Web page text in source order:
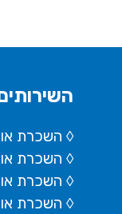
◊ השכרת
◊ השכרת
◊ השכרת
◊ השכרת